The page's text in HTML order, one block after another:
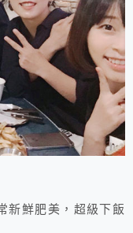
新鮮肥美，超級下飯